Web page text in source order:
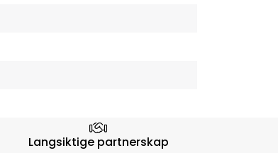
Langsiktige partnerskap